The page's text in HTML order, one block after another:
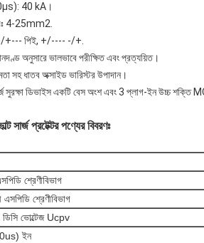
40 kA।
4-25mm2.
-/+--- পিই, +/---- -/+.
অনুসারে ভালভাবে পরীক্ষিত এবং প্রত্যয়িত।
সহ ধাতব অক্সাইড ভারিস্টর উপাদান।
সুরক্ষা ডিভাইস একটি বেস অংশ এবং 3 প্লাগ-ইন উচ্চ শক্তি
প্রটেক্টর পণ্যের বিবরণঃ
শ্রেণীবিভাগ
শ্রেণীবিভাগ
ডিসি ভোল্টেজ Ucpv
ইন